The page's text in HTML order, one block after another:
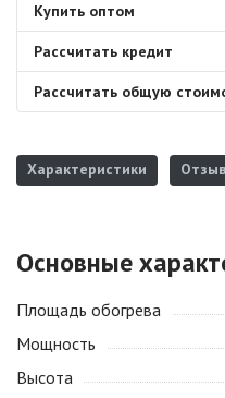
Купить оптом
Рассчитать кредит
Рассчитать общую
Характеристики
Основные
Площадь обогрева
Мощность
Высота